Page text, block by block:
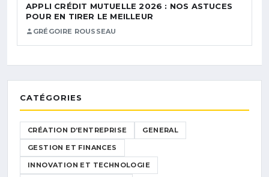
APPLI CRÉDIT MUTUELLE 2026 : NOS ASTUCES
POUR EN TIRER LE MEILLEUR
GRÉGOIRE ROUSSEAU
CATÉGORIES
CRÉATION D’ENTREPRISE GENERAL
GESTION ET FINANCES
INNOVATION ET TECHNOLOGIE